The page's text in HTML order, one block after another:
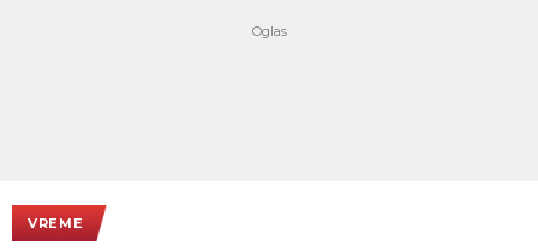
VREME